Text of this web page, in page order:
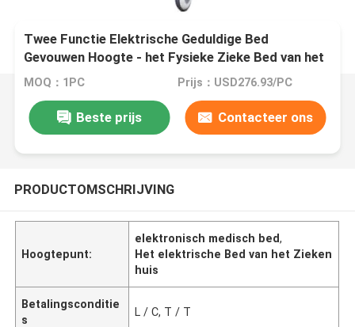
Twee Functie Elektrische Geduldige Bed
Gevouwen Hoogte - het Fysieke Zieke Bed van het
kwaliteitsziekenhuis
MOQ：1PC Prijs：USD276.93/PC
Beste prijs Contacteer ons
PRODUCTOMSCHRIJVING
Hoogtepunt:
elektronisch medisch bed,
Het elektrische Bed van het Zieken
huis
Betalingsconditie
s
L / C, T / T